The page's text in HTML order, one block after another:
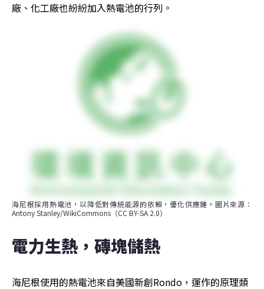
廠、化工廠也紛紛加入熱電池的行列。
海尼根採用熱電池，以降低對傳統能源的依賴，優化供應鏈。圖片來源：
Antony Stanley/WikiCommons（CC BY-SA 2.0）
電力生熱，磚塊儲熱
海尼根使用的熱電池來自美國新創Rondo，運作的原理類